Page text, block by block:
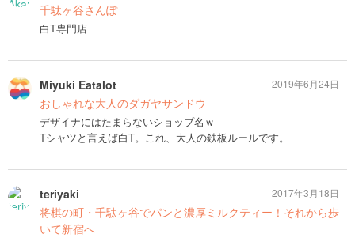
千駄ヶ谷さんぽ
白T専門店
Miyuki Eatalot
おしゃれな大人のダガヤサンドウ
デザイナにはたまらないショップ名ｗ
Tシャツと言えば白T。これ、大人の鉄板ルールです。
2019年6月24日
teriyaki
将棋の町・千駄ヶ谷でパンと濃厚ミルクティー！それから歩
いて新宿へ
2017年3月18日